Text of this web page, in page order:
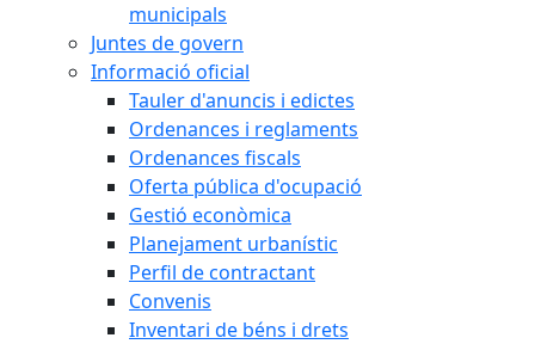
municipals
Juntes de govern
Informació oficial
Tauler d'anuncis i edictes
Ordenances i reglaments
Ordenances fiscals
Oferta pública d'ocupació
Gestió econòmica
Planejament urbanístic
Perfil de contractant
Convenis
Inventari de béns i drets